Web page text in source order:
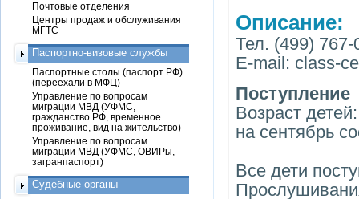
Описание:
Тел. (499) 767-
E-mail: сlass-
Поступление
Возраст
на сентябрь
Все дети
Почтовые отделения
Центры продаж и обслуживания
МГТС
Паспортно-визовые службы
Паспортные столы (паспорт РФ)
(переехали в МФЦ)
Управление по вопросам
миграции МВД (УФМС,
гражданство РФ, временное
проживание, вид на жительство)
Управление по вопросам
миграции МВД (УФМС, ОВИРы,
загранпаспорт)
Судебные органы